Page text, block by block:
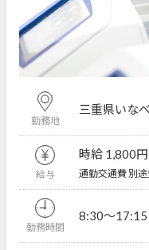
勤務地
三重県いな
給与
時給 1,800
通勤交通費 別
勤務時間
8:30～17:15